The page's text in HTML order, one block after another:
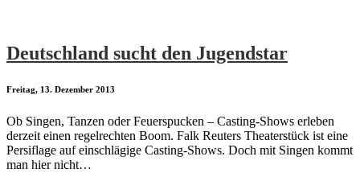
Deutschland sucht den Jugendstar
Freitag, 13. Dezember 2013
Ob Singen, Tanzen oder Feuerspucken – Casting-Shows erleben
derzeit einen regelrechten Boom. Falk Reuters Theaterstück ist eine
Persiflage auf einschlägige Casting-Shows. Doch mit Singen kommt
man hier nicht…